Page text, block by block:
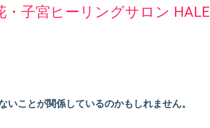
子宮ヒーリングサロン HALE
ことが関係しているのかもしれません。